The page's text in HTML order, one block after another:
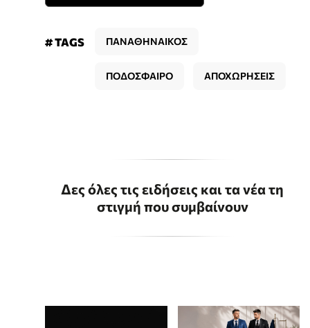
# TAGS ΠΑΝΑΘΗΝΑΙΚΟΣ
ΠΟΔΟΣΦΑΙΡΟ ΑΠΟΧΩΡΗΣΕΙΣ
Δες όλες τις ειδήσεις και τα νέα τη
στιγμή που συμβαίνουν